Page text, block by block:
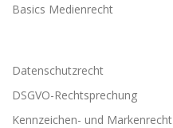
Basics Medienrecht
Datenschutzrecht
DSGVO-Rechtsprechung
Kennzeichen- und Markenrecht